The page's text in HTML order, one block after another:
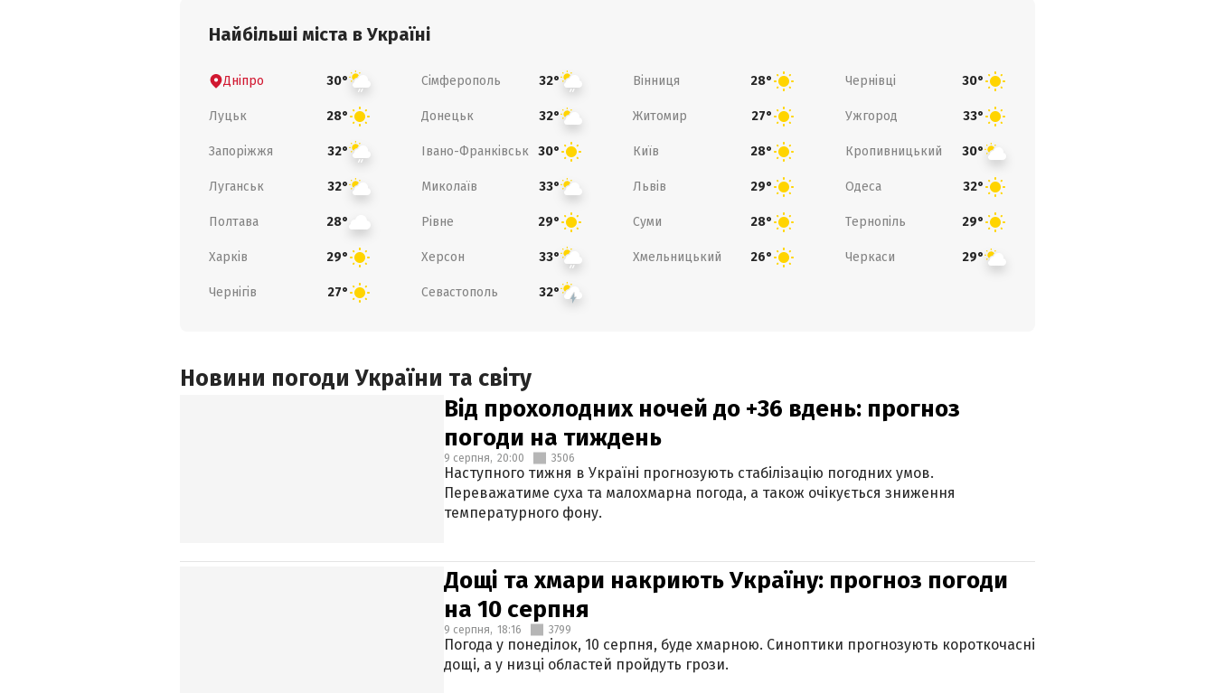
Найбільші міста в Україні
Дніпро 30° Сімферополь 32° Вінниця 28° Чернівці 30°
Луцьк 28° Донецьк 32° Житомир 27° Ужгород 33°
Запоріжжя 32° Івано-Франківськ 30° Київ 28° Кропивницький 30°
Луганськ 32° Миколаїв 33° Львів 29° Одеса 32°
Полтава 28° Рівне 29° Суми 28° Тернопіль 29°
Харків 29° Херсон 33° Хмельницький 26° Черкаси 29°
Чернігів 27° Севастополь 32°
Новини погоди України та світу
Від прохолодних ночей до +36 вдень: прогноз
погоди на тиждень
9 серпня, 20:00 3506
Наступного тижня в Україні прогнозують стабілізацію погодних умов.
Переважатиме суха та малохмарна погода, а також очікується зниження
температурного фону.
Дощі та хмари накриють Україну: прогноз погоди
на 10 серпня
9 серпня, 18:16 3799
Погода у понеділок, 10 серпня, буде хмарною. Синоптики прогнозують короткочасні
дощі, а у низці областей пройдуть грози.